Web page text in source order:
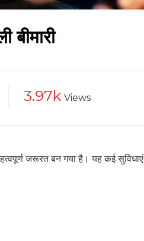
बीमारी
3.97k Views
जरूरत बन गया है। यह कई सुविधाएं